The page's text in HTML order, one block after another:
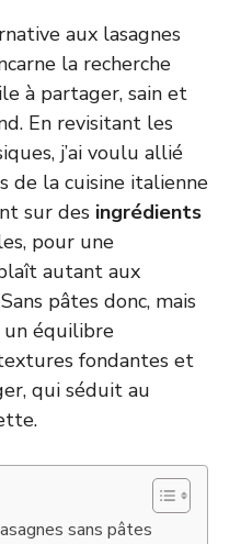
aux lasagnes
la recherche
à partager, sain et
En revisitant les
j’ai voulu allié
de la cuisine italienne
sur des ingrédients
pour une
autant aux
pâtes donc, mais
un équilibre
fondantes et
qui séduit au
sans pâtes